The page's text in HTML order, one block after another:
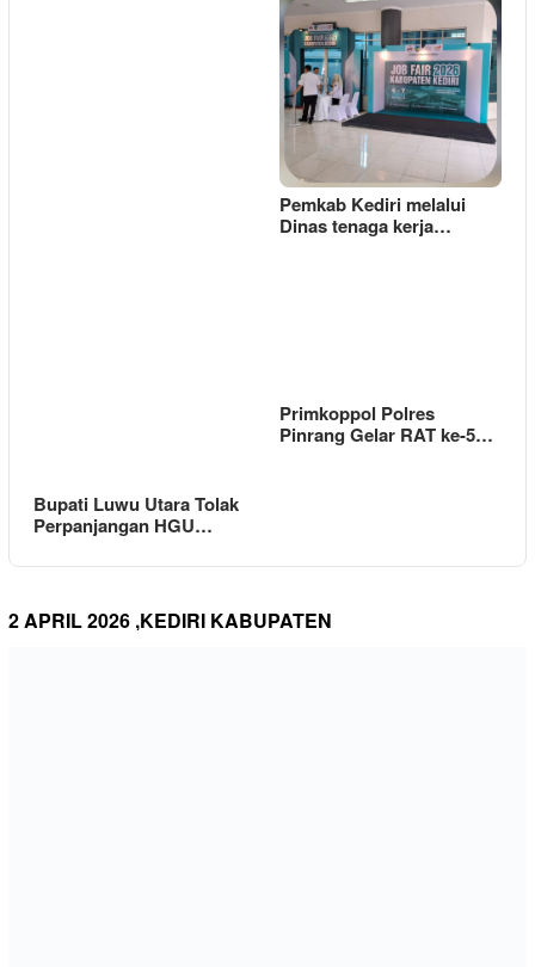
Pemkab Kediri melalui
Dinas tenaga kerja…
Bupati Luwu Utara Tolak
Perpanjangan HGU…
Primkoppol Polres
Pinrang Gelar RAT ke-5…
2 APRIL 2026 ,KEDIRI KABUPATEN